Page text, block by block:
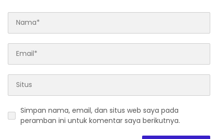
Simpan nama, email, dan situs web saya pada
peramban ini untuk komentar saya berikutnya.